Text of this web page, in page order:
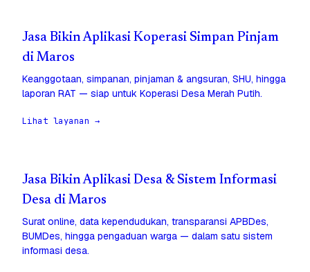
Jasa Bikin Aplikasi Koperasi Simpan Pinjam
di Maros
Keanggotaan, simpanan, pinjaman & angsuran, SHU, hingga
laporan RAT — siap untuk Koperasi Desa Merah Putih.
Lihat layanan →
Jasa Bikin Aplikasi Desa & Sistem Informasi
Desa di Maros
Surat online, data kependudukan, transparansi APBDes,
BUMDes, hingga pengaduan warga — dalam satu sistem
informasi desa.